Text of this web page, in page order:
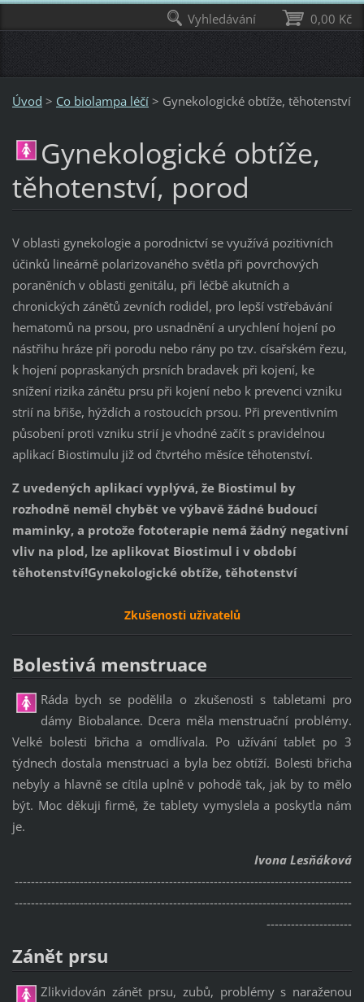
Úvod > Co biolampa léčí > Gynekologické obtíže, těhotenství
Gynekologické obtíže,
těhotenství, porod
V oblasti gynekologie a porodnictví se využívá pozitivních
účinků lineárně polarizovaného světla při povrchových
poraněních v oblasti genitálu, při léčbě akutních a
chronických zánětů zevních rodidel, pro lepší vstřebávání
hematomů na prsou, pro usnadnění a urychlení hojení po
nástřihu hráze při porodu nebo rány po tzv. císařském řezu,
k hojení popraskaných prsních bradavek při kojení, ke
snížení rizika zánětu prsu při kojení nebo k prevenci vzniku
strií na břiše, hýždích a rostoucích prsou. Při preventivním
působení proti vzniku strií je vhodné začít s pravidelnou
aplikací Biostimulu již od čtvrtého měsíce těhotenství.
Z uvedených aplikací vyplývá, že Biostimul by
rozhodně neměl chybět ve výbavě žádné budoucí
maminky, a protože fototerapie nemá žádný negativní
vliv na plod, lze aplikovat Biostimul i v období
těhotenství!Gynekologické obtíže, těhotenství
Zkušenosti uživatelů
Bolestivá menstruace
Ráda bych se podělila o zkušenosti s tabletami pro
dámy Biobalance. Dcera měla menstruační problémy.
Velké bolesti břicha a omdlívala. Po užívání tablet po 3
týdnech dostala menstruaci a byla bez obtíží. Bolesti břicha
nebyly a hlavně se cítila uplně v pohodě tak, jak by to mělo
být. Moc děkuji firmě, že tablety vymyslela a poskytla nám
je.
Ivona Lesňáková
-----------------------------------------------------------------------------------
-----------------------------------------------------------------------------------
---------------------
Zánět prsu
Zlikvidován zánět prsu, zubů, problémy s naraženou
0,00 Kč
Vyhledávání